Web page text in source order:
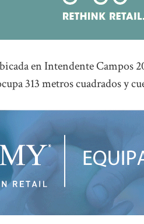
en Intendente Campos
313 metros cuadrados y